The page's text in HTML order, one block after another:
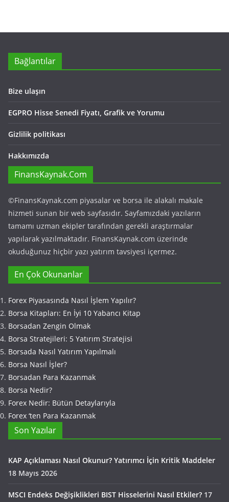
Bağlantılar
Bize ulaşın
EGPRO Hisse Senedi Fiyatı, Grafik ve Yorumu
Gizlilik politikası
Hakkımızda
FinansKaynak.Com
©FinansKaynak.com piyasalar ve borsa ile alakalı makale
hizmeti sunan bir web sayfasıdır. Sayfamızdaki yazıların
tamamı uzman ekipler tarafından gerekli araştırmalar
yapılarak yazılmaktadır. FinansKaynak.com üzerinde
okuduğunuz hiçbir yazı yatırım tavsiyesi içermez.
En Çok Okunanlar
Forex Piyasasında Nasıl İşlem Yapılır?
Borsa Kitapları: En İyi 10 Yabancı Kitap
Borsadan Zengin Olmak
Borsa Stratejileri: 5 Yatırım Stratejisi
Borsada Nasıl Yatırım Yapılmalı
Borsa Nasıl İşler?
Borsadan Para Kazanmak
Borsa Nedir?
Forex Nedir: Bütün Detaylarıyla
Forex ‘ten Para Kazanmak
Son Yazılar
KAP Açıklaması Nasıl Okunur? Yatırımcı İçin Kritik Maddeler
18 Mayıs 2026
MSCI Endeks Değişiklikleri BIST Hisselerini Nasıl Etkiler? 17